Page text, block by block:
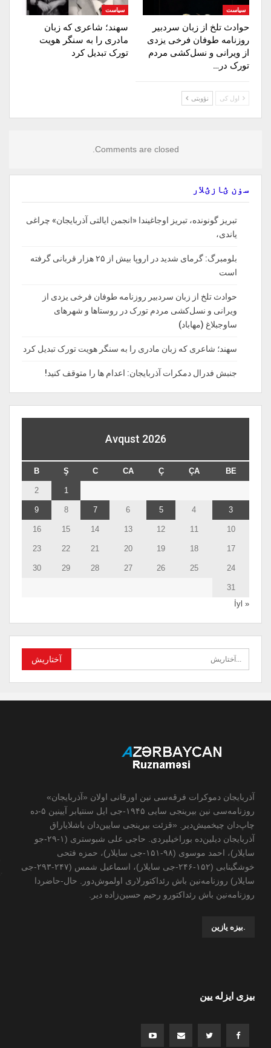
سیاست
حوادث تلخ از زبان سردبیر
روزنامه‌ طوفان فرخی یزدی
از ویرانی و نسل‌کشی مردم
تورک در…
سیاست
سهند؛ شاعری که زبان
مادری را به سنگر هویت
تورک تبدیل کرد
اول کی نؤوبتی
Comments are closed.
سۏن ؽازؽلار
تبریز گونونده، تبریز اوجاغیندا «انجمن ایالتی آذربایجان» چراغی
یاندی،
بلومبرگ: گرمای شدید در اروپا بیش از ۲۵ هزار قربانی گرفته
است
حوادث تلخ از زبان سردبیر روزنامه‌ طوفان فرخی یزدی از
ویرانی و نسل‌کشی مردم تورک در روستاها و شهرهای
ساوجبلاغ (مهاباد)
سهند؛ شاعری که زبان مادری را به سنگر هویت تورک تبدیل کرد
جنبش فدرال دمکرات آذربایجان: اعدام ها را‌ متوقف‌ کنید!
Avqust 2026
BE
ÇA
Ç
CA
C
Ş
B
10
11
12
13
14
15
16
17
18
19
20
21
22
23
24
25
26
27
28
29
30
31
« İyl
آذربایجان دموکرات فرقه‌سی نین اورقانی اولان «آذربایجان»
روزنامه‌سی نین بیرینجی سایی ۱۹۴۵-جی ایل سنتیابر آیینین ۵-ده
چاپ‌دان چیخمیش‌دیر. «قزئت بیرینجی سایین‌دان باشلایاراق
آذربایجان دیلین‌ده بوراخیلیردی. حاجی علی شبوستری (۱-۲۹-جو
سایلار)، احمد موسوی (۹۸-۱۵۱-جی سایلار)، حمزه فتحی
خوشگینابی (۱۵۲-۲۴۶-جی سایلار)، اسماعیل شمس (۲۴۷-۲۹۳-جی
سایلار) روزنامه‌نین باش رئداکتورلاری اولموش‌دور. حال-حاضردا
روزنامه‌نین باش رئداکتورو رحیم حسین‌زاده ‌دیر.
.بیزه یازین
بیزی ایزله یین